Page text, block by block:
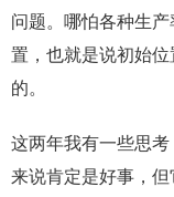
问题。哪怕各种生产
置，也就是说初始
的。
这两年我有一些思
来说肯定是好事，